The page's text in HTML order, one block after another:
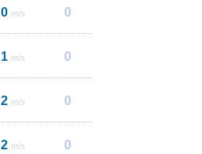
0 m/s 0
1 m/s 0
2 m/s 0
2 m/s 0